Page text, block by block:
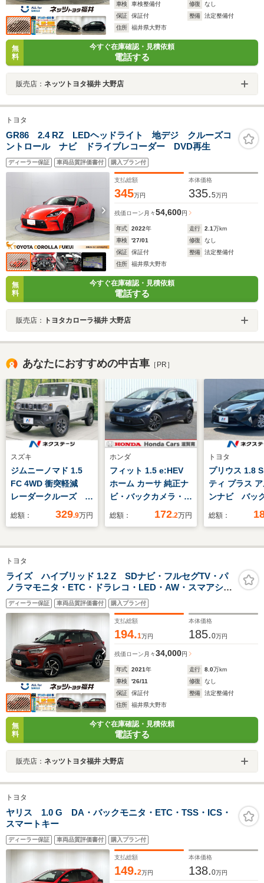
車検
車検整備付 修復
なし
保証
保証付 整備
法定整備付
住所
福井県大野市
無
料
今すぐ在庫確認・見積依頼
電話する
販売店： ネッツトヨタ福井 大野店
トヨタ
GR86 2.4 RZ LEDヘッドライト 地デジ クルーズコ
ントロール ナビ ドライブレコーダー DVD再生
ディーラー保証 車両品質評価書付 購入プラン付
支払総額
345万円
本体価格
335.5万円
残価ローン 月々54,600円
年式 2022年 走行 2.1万km
車検
'27/01 修復
なし
保証
保証付 整備
法定整備付
住所
福井県大野市
無
料
今すぐ在庫確認・見積依頼
電話する
販売店： トヨタカローラ福井 大野店
あなたにおすすめの中古車 ［PR］
スズキ
ジムニーノマド 1.5
FC 4WD 衝突軽減
レーダークルーズ 禁
煙車 シートヒータ
マートキー LEDヘッ
ド オートライト/エ
アコン オートマチッ
クハイビーム 純正
15インチアルミ
総額： 329.9万円
ホンダ
フィット 1.5 e:HEV
ホーム カーサ 純正ナ
ビ・バックカメラ・ド
ラレコ・ETC付
総額： 172.2万円
トヨタ
プリウス 1.8
ティ プラス
ンナビ バッ
ラ スマート
ダークルーズ
総額：
トヨタ
ライズ ハイブリッド 1.2 Z SDナビ・フルセグTV・パ
ノラマモニタ・ETC・ドラレコ・LED・AW・スマアシ・
BSM・踏み間違い
ディーラー保証 車両品質評価書付 購入プラン付
支払総額
194.1万円
本体価格
185.0万円
残価ローン 月々34,000円
年式 2021年 走行 8.0万km
車検
'26/11 修復
なし
保証
保証付 整備
法定整備付
住所
福井県大野市
無
料
今すぐ在庫確認・見積依頼
電話する
販売店： ネッツトヨタ福井 大野店
トヨタ
ヤリス 1.0 G DA・バックモニタ・ETC・TSS・ICS・
スマートキー
ディーラー保証 車両品質評価書付 購入プラン付
支払総額
149.2万円
本体価格
138.0万円